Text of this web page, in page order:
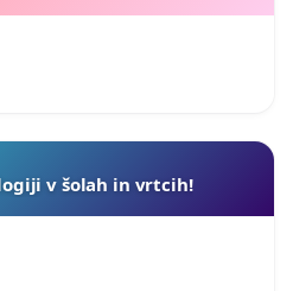
v šolah in vrtcih!